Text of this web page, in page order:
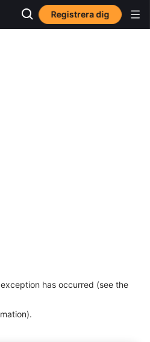
Registrera dig
has occurred (see the
.